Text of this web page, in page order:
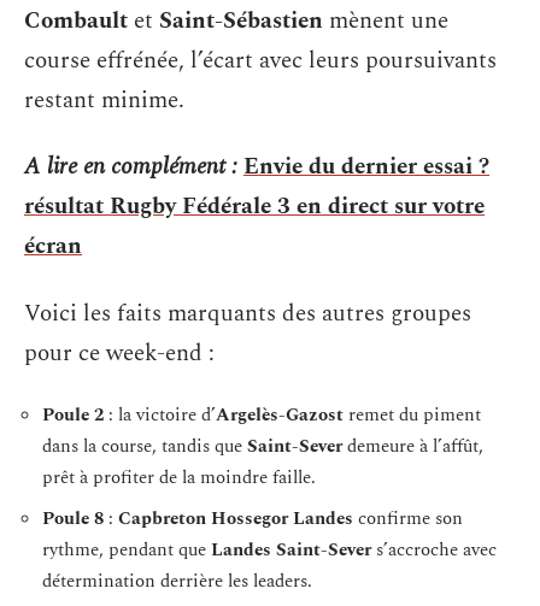
Combault et Saint-Sébastien mènent une
course effrénée, l’écart avec leurs poursuivants
restant minime.
A lire en complément :Envie du dernier essai ?
résultat Rugby Fédérale 3 en direct sur votre
écran
Voici les faits marquants des autres groupes
pour ce week-end :
Poule 2 : la victoire d’Argelès-Gazost remet du piment
dans la course, tandis queSaint-Severdemeure à l’affût,
prêt à profiter de la moindre faille.
Poule 8 : Capbreton Hossegor Landes confirme son
rythme, pendant queLandes Saint-Severs’accroche avec
détermination derrière les leaders.